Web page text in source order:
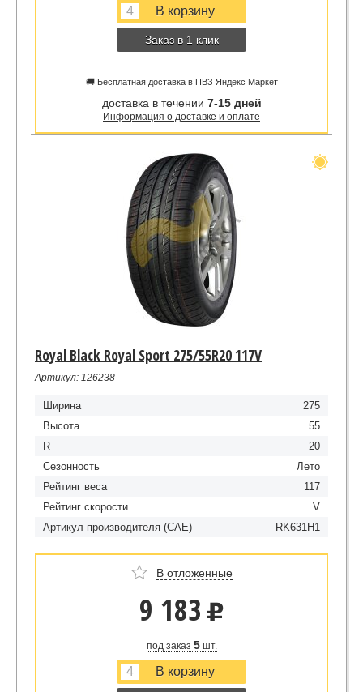
Заказ в 1 клик
🚚 Бесплатная доставка в ПВЗ Яндекс Маркет
доставка в течении 7-15 дней
Информация о доставке и оплате
Royal Black Royal Sport 275/55R20 117V
Артикул: 126238
Ширина
275
Высота
55
R
20
Сезонность
Лето
Рейтинг веса
117
Рейтинг скорости
V
Артикул производителя (CAE)
RK631H1
В отложенные
9 183 u
под заказ 5шт.